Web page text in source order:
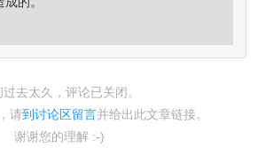
过去太久，评论已关闭。
请到讨论区留言并给出此文章链接。
谢谢您的理解 :-)